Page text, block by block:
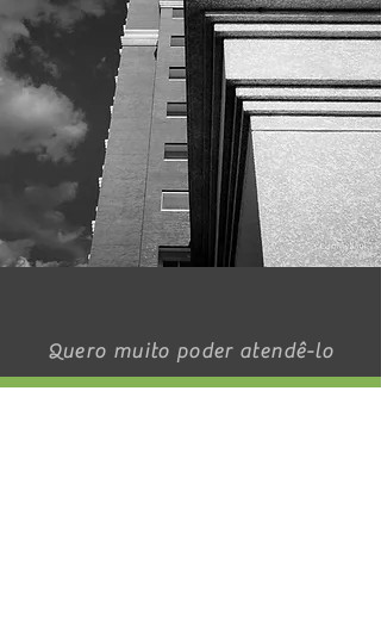
Quero muito poder atendê-lo